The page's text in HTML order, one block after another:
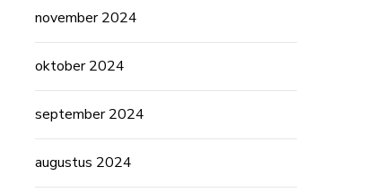
november 2024
oktober 2024
september 2024
augustus 2024